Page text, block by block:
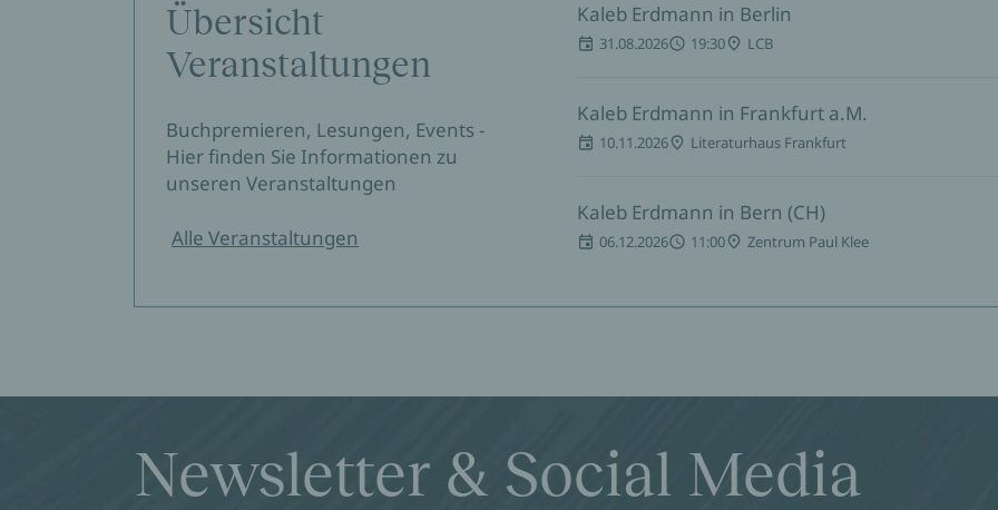
Übersicht
Veranstaltungen
Buchpremieren, Lesungen, Events -
Hier finden Sie Informationen zu
unseren Veranstaltungen
Alle Veranstaltungen
Kaleb Erdmann in Berlin
31.08.2026 19:30 LCB
Kaleb Erdmann in Frankfurt a.M.
10.11.2026 Literaturhaus Frankfurt
Kaleb Erdmann in Bern (CH)
06.12.2026 11:00 Zentrum Paul Klee
Newsletter & Social Media